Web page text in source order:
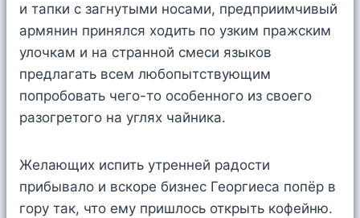
и тапки с загнутыми носами, предприимчивый
армянин принялся ходить по узким пражским
улочкам и на странной смеси языков
предлагать всем любопытствующим
попробовать чего-то особенного из своего
разогретого на углях чайника.
Желающих испить утренней радости
прибывало и вскоре бизнес Георгиеса попёр в
гору так, что ему пришлось открыть кофейню.